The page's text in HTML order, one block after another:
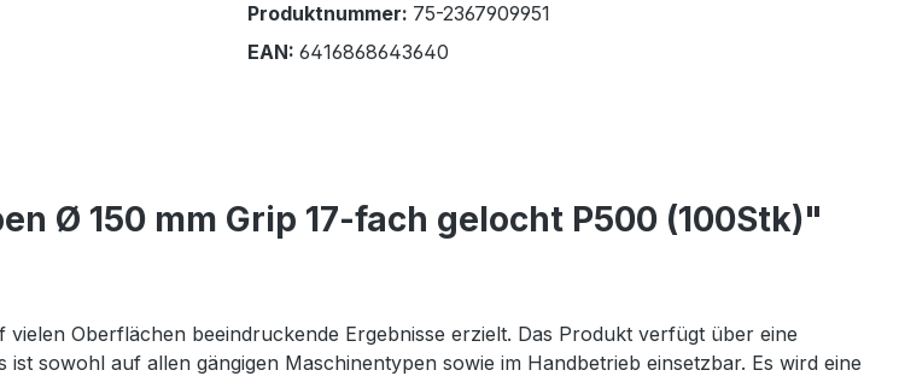
Produktnummer: 75-2367909951
EAN: 6416868643640
Ø 150 mm Grip 17-fach gelocht P500 (100Stk)"
Oberflächen beeindruckende Ergebnisse erzielt. Das Produkt verfügt über eine
sowohl auf allen gängigen Maschinentypen sowie im Handbetrieb einsetzbar. Es wird eine